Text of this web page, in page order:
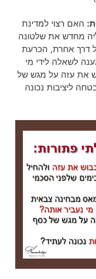
האם רצוי למדינת
מחדש את שלטונה
דרך אחרת, הכרעת
לשאלה לידי מי
את עזה על מגש של
ליציבות נכונה